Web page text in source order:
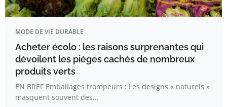
MODE DE VIE DURABLE
Acheter écolo : les raisons surprenantes qui
dévoilent les pièges cachés de nombreux
produits verts
EN BREF Emballages trompeurs : Les designs « naturels »
masquent souvent des…